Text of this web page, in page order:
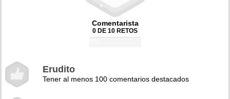
Comentarista
0 DE 10 RETOS
Erudito
Tener al menos 100 comentarios destacados